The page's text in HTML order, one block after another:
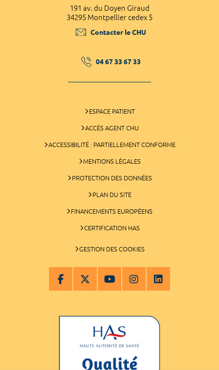
191 av. du Doyen Giraud
34295 Montpellier cedex 5
Contacter le CHU
04 67 33 67 33
ESPACE PATIENT
ACCÈS AGENT CHU
ACCESSIBILITÉ : PARTIELLEMENT CONFORME
MENTIONS LÉGALES
PROTECTION DES DONNÉES
PLAN DU SITE
FINANCEMENTS EUROPÉENS
CERTIFICATION HAS
GESTION DES COOKIES